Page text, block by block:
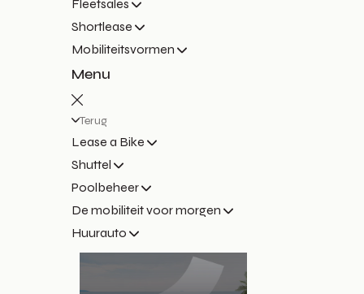
Fleetsales
Shortlease
Mobiliteitsvormen
Menu
Terug
Lease a Bike
Shuttel
Poolbeheer
De mobiliteit voor morgen
Huurauto